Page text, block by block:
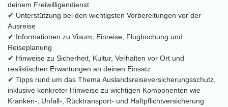
deinem Freiwilligendienst
✔ Unterstützung bei den wichtigsten Vorbereitungen vor der
Ausreise
✔ Informationen zu Visum, Einreise, Flugbuchung und
Reiseplanung
✔ Hinweise zu Sicherheit, Kultur, Verhalten vor Ort und
realistischen Erwartungen an deinen Einsatz
✔ Tipps rund um das Thema Auslandsreiseversicherungsschutz,
inklusive konkreter Hinweise zu wichtigen Komponenten wie
Kranken-, Unfall-, Rücktransport- und Haftpflichtversicherung